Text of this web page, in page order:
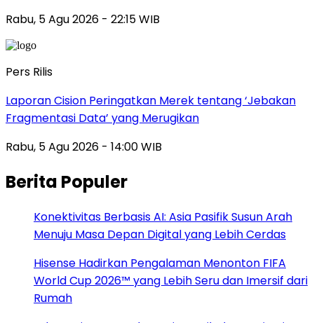
Rabu, 5 Agu 2026 - 22:15 WIB
Pers Rilis
Laporan Cision Peringatkan Merek tentang ‘Jebakan
Fragmentasi Data’ yang Merugikan
Rabu, 5 Agu 2026 - 14:00 WIB
Berita Populer
Konektivitas Berbasis AI: Asia Pasifik Susun Arah
Menuju Masa Depan Digital yang Lebih Cerdas
Hisense Hadirkan Pengalaman Menonton FIFA
World Cup 2026™ yang Lebih Seru dan Imersif dari
Rumah